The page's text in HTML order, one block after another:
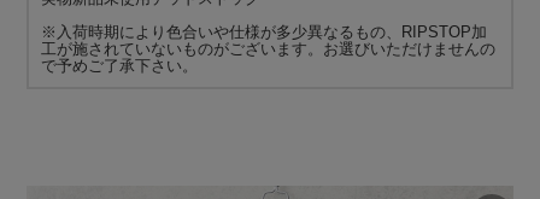
※入荷時期により色合いや仕様が多少異なるもの、RIPSTOP加
工が施されていないものがございます。お選びいただけませんの
で予めご了承下さい。